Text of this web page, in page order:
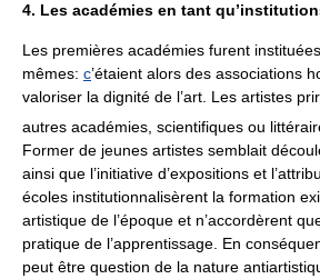
4. Les académies en tant
Les premières académies furent
mêmes: c’étaient alors des associations
valoriser la dignité de l’art. Les artistes
autres académies, scientifiques ou
Former de jeunes artistes semblait
ainsi que l’initiative d’expositions et
écoles institutionnalisèrent la formation
artistique de l’époque et n’accordèrent
pratique de l’apprentissage. En
peut être question de la nature